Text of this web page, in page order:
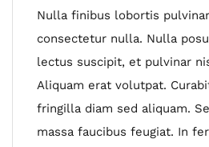
Nulla finibus lobortis
consectetur nulla. Nulla
lectus suscipit, et pulvinar
Aliquam erat volutpat.
fringilla diam sed aliquam.
massa faucibus feugiat. In